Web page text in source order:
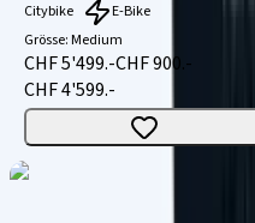
Citybike
E-Bike
Grösse:Medium
CHF 5'499.-CHF 900.-
CHF 4'599.-